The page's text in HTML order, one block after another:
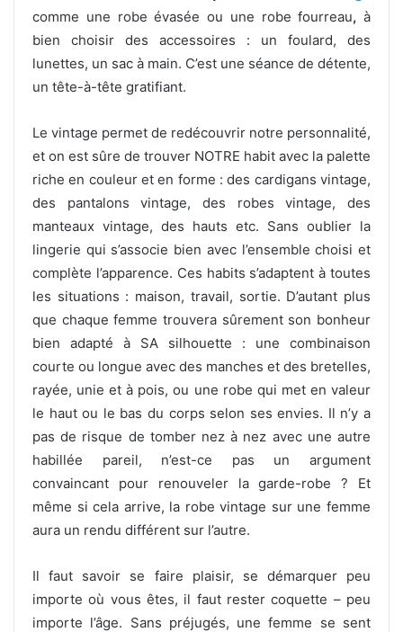
comme une robe évasée ou une robe fourreau, à
bien choisir des accessoires : un foulard, des
lunettes, un sac à main. C’est une séance de détente,
un tête-à-tête gratifiant.
Le vintage permet de redécouvrir notre personnalité,
et on est sûre de trouver NOTRE habit avec la palette
riche en couleur et en forme : des cardigans vintage,
des pantalons vintage, des robes vintage, des
manteaux vintage, des hauts etc. Sans oublier la
lingerie qui s’associe bien avec l’ensemble choisi et
complète l’apparence. Ces habits s’adaptent à toutes
les situations : maison, travail, sortie. D’autant plus
que chaque femme trouvera sûrement son bonheur
bien adapté à SA silhouette : une combinaison
courte ou longue avec des manches et des bretelles,
rayée, unie et à pois, ou une robe qui met en valeur
le haut ou le bas du corps selon ses envies. Il n’y a
pas de risque de tomber nez à nez avec une autre
habillée pareil, n’est-ce pas un argument
convaincant pour renouveler la garde-robe ? Et
même si cela arrive, la robe vintage sur une femme
aura un rendu différent sur l’autre.
Il faut savoir se faire plaisir, se démarquer peu
importe où vous êtes, il faut rester coquette – peu
importe l’âge. Sans préjugés, une femme se sent